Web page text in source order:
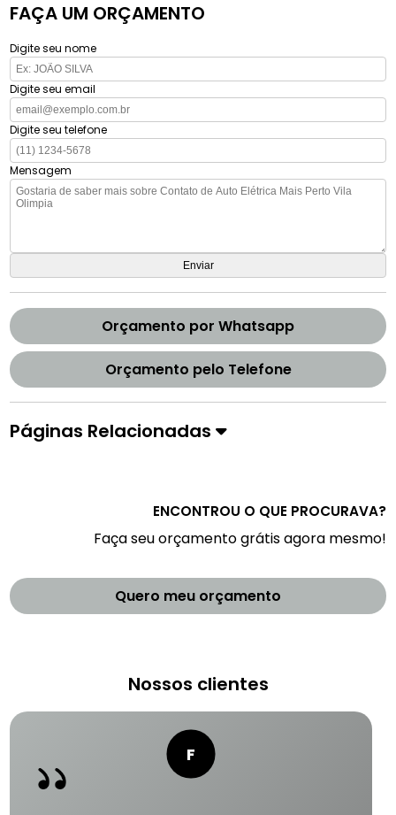
FAÇA UM ORÇAMENTO
Digite seu nome
Digite seu email
Digite seu telefone
Mensagem
Orçamento por Whatsapp
Orçamento pelo Telefone
Páginas Relacionadas
ENCONTROU O QUE PROCURAVA?
Faça seu orçamento grátis agora mesmo!
Quero meu orçamento
Nossos clientes